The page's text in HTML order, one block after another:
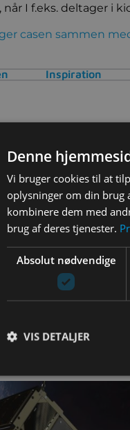
I f.eks. deltager i
casen sammen
Inspiration
udviklingen af
vores evne til at
du sammen med
der gør
og aftales
Terma undervejs i
Denne
Vi bruger cookies til at
oplysninger om din brug
kombinere dem med
brug af deres tjenester.
Absolut nødvendige
VIS DETALJER